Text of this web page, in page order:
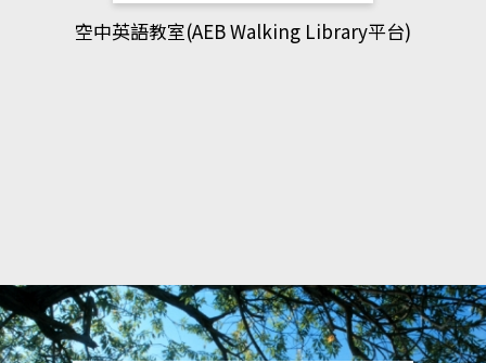
網管人(kono平台)